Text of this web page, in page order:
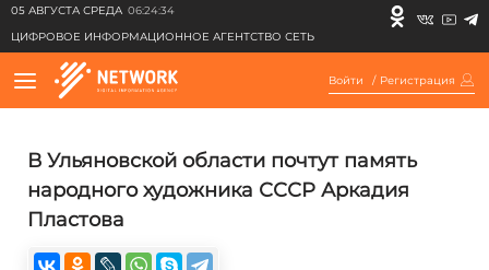
05 АВГУСТА СРЕДА 06:24:34
ЦИФРОВОЕ ИНФОРМАЦИОННОЕ АГЕНТСТВО СЕТЬ
Войти / Регистрация
В Ульяновской области почтут память
народного художника СССР Аркадия
Пластова